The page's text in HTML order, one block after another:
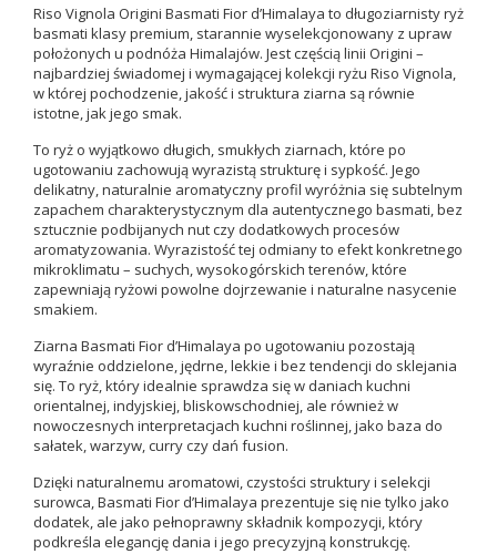
Riso Vignola Origini Basmati Fior d’Himalaya to długoziarnisty ryż
basmati klasy premium, starannie wyselekcjonowany z upraw
położonych u podnóża Himalajów. Jest częścią linii Origini –
najbardziej świadomej i wymagającej kolekcji ryżu Riso Vignola,
w której pochodzenie, jakość i struktura ziarna są równie
istotne, jak jego smak.
To ryż o wyjątkowo długich, smukłych ziarnach, które po
ugotowaniu zachowują wyrazistą strukturę i sypkość. Jego
delikatny, naturalnie aromatyczny profil wyróżnia się subtelnym
zapachem charakterystycznym dla autentycznego basmati, bez
sztucznie podbijanych nut czy dodatkowych procesów
aromatyzowania. Wyrazistość tej odmiany to efekt konkretnego
mikroklimatu – suchych, wysokogórskich terenów, które
zapewniają ryżowi powolne dojrzewanie i naturalne nasycenie
smakiem.
Ziarna Basmati Fior d’Himalaya po ugotowaniu pozostają
wyraźnie oddzielone, jędrne, lekkie i bez tendencji do sklejania
się. To ryż, który idealnie sprawdza się w daniach kuchni
orientalnej, indyjskiej, bliskowschodniej, ale również w
nowoczesnych interpretacjach kuchni roślinnej, jako baza do
sałatek, warzyw, curry czy dań fusion.
Dzięki naturalnemu aromatowi, czystości struktury i selekcji
surowca, Basmati Fior d’Himalaya prezentuje się nie tylko jako
dodatek, ale jako pełnoprawny składnik kompozycji, który
podkreśla elegancję dania i jego precyzyjną konstrukcję.